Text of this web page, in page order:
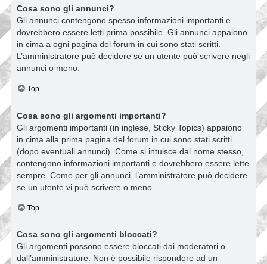
Cosa sono gli annunci?
Gli annunci contengono spesso informazioni importanti e
dovrebbero essere letti prima possibile. Gli annunci appaiono
in cima a ogni pagina del forum in cui sono stati scritti.
L’amministratore può decidere se un utente può scrivere negli
annunci o meno.
Top
Cosa sono gli argomenti importanti?
Gli argomenti importanti (in inglese, Sticky Topics) appaiono
in cima alla prima pagina del forum in cui sono stati scritti
(dopo eventuali annunci). Come si intuisce dal nome stesso,
contengono informazioni importanti e dovrebbero essere lette
sempre. Come per gli annunci, l’amministratore può decidere
se un utente vi può scrivere o meno.
Top
Cosa sono gli argomenti bloccati?
Gli argomenti possono essere bloccati dai moderatori o
dall’amministratore. Non è possibile rispondere ad un